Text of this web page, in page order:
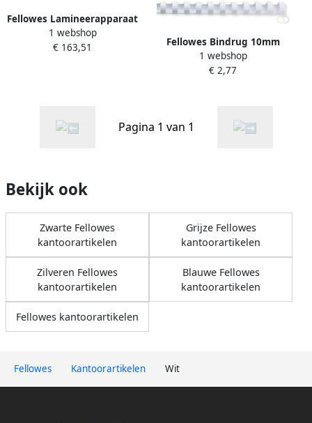
Fellowes Kantoorartikelen Wit
Fellowes Lamineerapparaat
Pixel A4
1 webshop
€ 163,51
Fellowes Bindrug 10mm
21rings A4 wit 25stuks
1 webshop
€ 2,77
Pagina 1 van 1
Bekijk ook
Zwarte Fellowes
kantoorartikelen
Grijze Fellowes
kantoorartikelen
Zilveren Fellowes
kantoorartikelen
Blauwe Fellowes
kantoorartikelen
Fellowes kantoorartikelen